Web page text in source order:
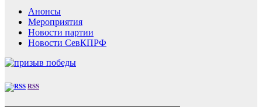
Анонсы
Мероприятия
Новости партии
Новости СевКПРФ
RSS